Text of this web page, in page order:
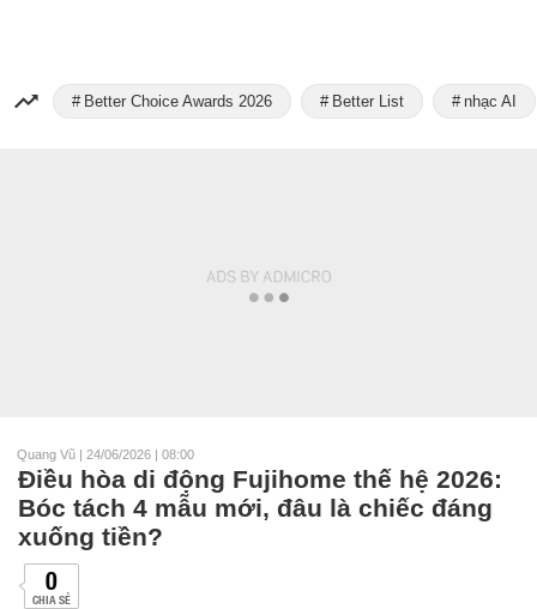
Better Choice Awards 2026 Better List nhạc AI
Quang Vũ | 24/06/2026 | 08:00
Điều hòa di động Fujihome thế hệ 2026:
Bóc tách 4 mẫu mới, đâu là chiếc đáng
xuống tiền?
0
CHIA SẺ